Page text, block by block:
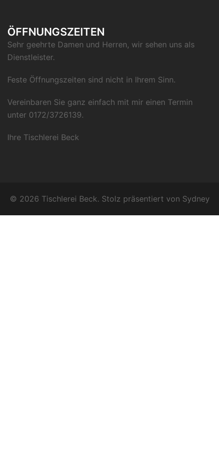
ÖFFNUNGSZEITEN
Sehr geehrte Damen und Herren, wir sehen uns als
Dienstleister.
Feste Öffnungszeiten sind nicht in Ihrem Sinn.
Vereinbaren Sie ganz einfach mit mir einen Termin
unter 0172/3726139.
Ihre Tischlerei Beck
© 2026 Tischlerei Beck. Stolz präsentiert von Sydney